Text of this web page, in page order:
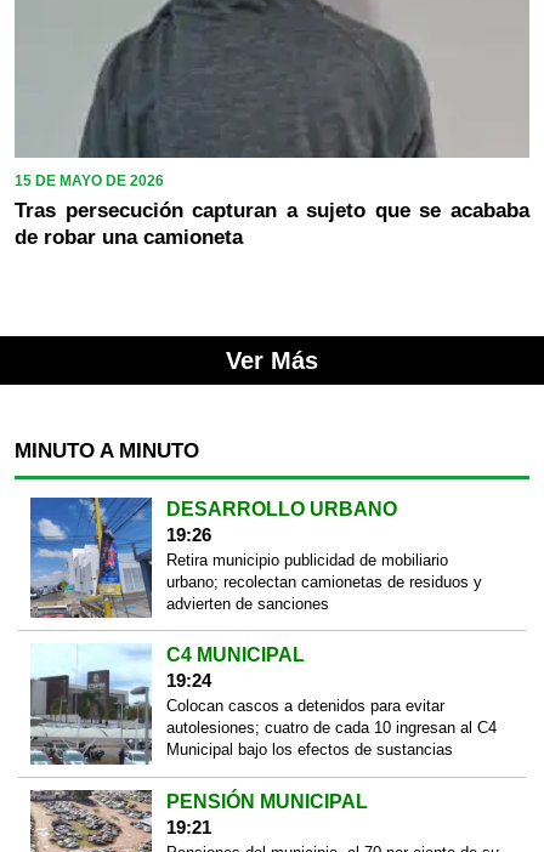
15 DE MAYO DE 2026
Tras persecución capturan a sujeto que se acababa
de robar una camioneta
Ver Más
MINUTO A MINUTO
DESARROLLO URBANO
19:26
Retira municipio publicidad de mobiliario
urbano; recolectan camionetas de residuos y
advierten de sanciones
C4 MUNICIPAL
19:24
Colocan cascos a detenidos para evitar
autolesiones; cuatro de cada 10 ingresan al C4
Municipal bajo los efectos de sustancias
PENSIÓN MUNICIPAL
19:21